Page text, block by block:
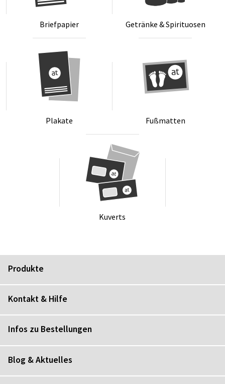
Brief­pa­pier Ge­­trän­ke & Spi­­ri­­tuo­­sen
Pla­ka­te Fu­ß­mat­ten
Ku­verts
Produkte
Kontakt & Hilfe
Infos zu Bestellungen
Blog & Aktuelles